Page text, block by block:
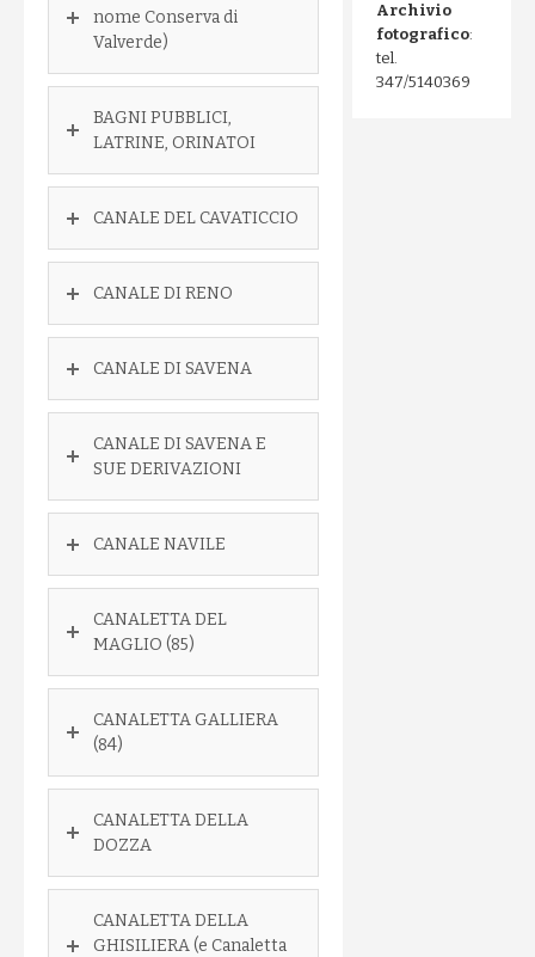
nome Conserva di
Valverde)
BAGNI PUBBLICI,
LATRINE, ORINATOI
CANALE DEL CAVATICCIO
CANALE DI RENO
CANALE DI SAVENA
CANALE DI SAVENA E
SUE DERIVAZIONI
CANALE NAVILE
CANALETTA DEL
MAGLIO (85)
CANALETTA GALLIERA
(84)
CANALETTA DELLA
DOZZA
CANALETTA DELLA
GHISILIERA (e Canaletta
Archivio
fotografico:
tel.
347/5140369